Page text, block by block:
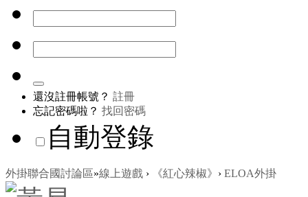
還沒註冊帳號？ 註冊
忘記密碼啦？ 找回密碼
自動登錄
外掛聯合國討論區»線上遊戲 › 《紅心辣椒》 › ELOA外掛